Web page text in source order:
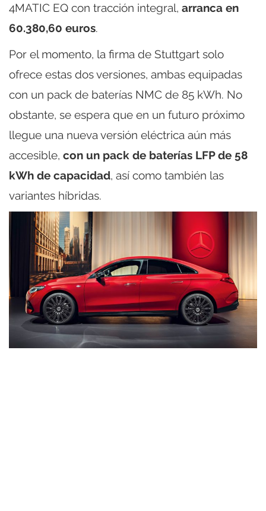
4MATIC EQ con tracción integral, arranca en
60.380,60 euros.
Por el momento, la firma de Stuttgart solo
ofrece estas dos versiones, ambas equipadas
con un pack de baterías NMC de 85 kWh. No
obstante, se espera que en un futuro próximo
llegue una nueva versión eléctrica aún más
accesible, con un pack de baterías LFP de 58
kWh de capacidad, así como también las
variantes híbridas.